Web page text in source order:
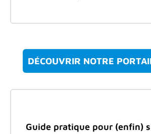
DÉCOUVRIR NOTRE
Guide pratique pour (enfin)